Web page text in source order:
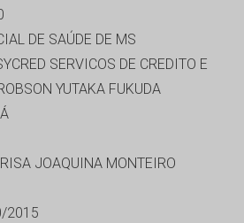
DE SAÚDE DE MS
SERVICOS DE CREDITO E
YUTAKA FUKUDA
JOAQUINA MONTEIRO
2015